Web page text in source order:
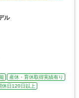
ル
産休・育休取得実績有り
休日120日以上